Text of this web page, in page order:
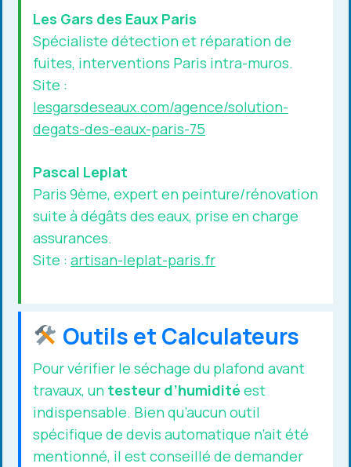
Les Gars des Eaux Paris
Spécialiste détection et réparation de
fuites, interventions Paris intra-muros.
Site :
lesgarsdeseaux.com/agence/solution-
degats-des-eaux-paris-75
Pascal Leplat
Paris 9ème, expert en peinture/rénovation
suite à dégâts des eaux, prise en charge
assurances.
Site : artisan-leplat-paris.fr
Outils et Calculateurs
Pour vérifier le séchage du plafond avant
travaux, un testeur d’humidité est
indispensable. Bien qu’aucun outil
spécifique de devis automatique n’ait été
mentionné, il est conseillé de demander